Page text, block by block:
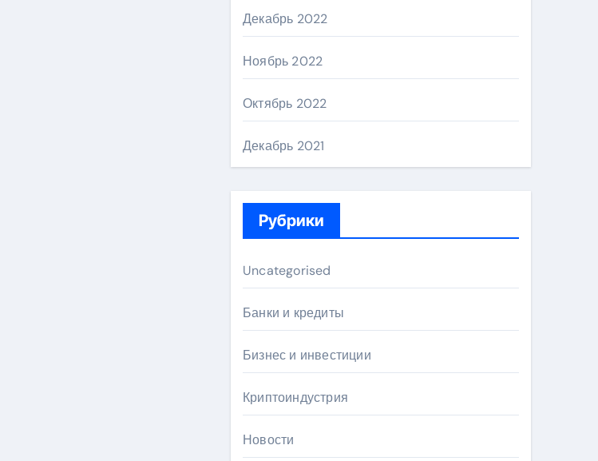
Декабрь 2022
Ноябрь 2022
Октябрь 2022
Декабрь 2021
Рубрики
Uncategorised
Банки и кредиты
Бизнес и инвестиции
Криптоиндустрия
Новости